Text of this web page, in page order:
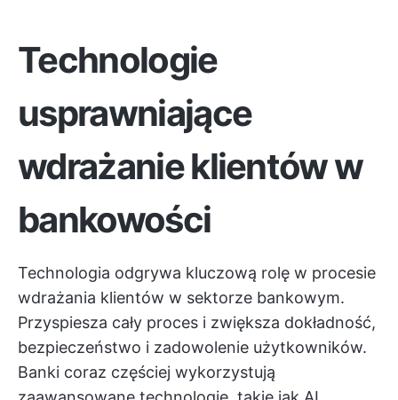
Technologie
usprawniające
wdrażanie klientów w
bankowości
Technologia odgrywa kluczową rolę w procesie
wdrażania klientów w sektorze bankowym.
Przyspiesza cały proces i zwiększa dokładność,
bezpieczeństwo i zadowolenie użytkowników.
Banki coraz częściej wykorzystują